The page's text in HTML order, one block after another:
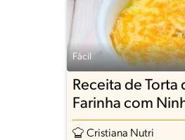
Fácil
Receita de Torta
Farinha com
Cristiana Nutri